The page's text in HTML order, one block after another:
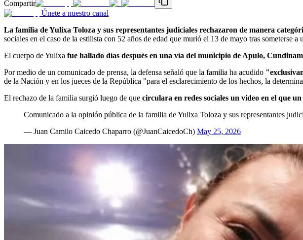
Compartir
Únete a nuestro canal
La familia de Yulixa Toloza y sus representantes judiciales rechazaron de manera
sociales en el caso de la estilista con 52 años de edad que murió el 13 de mayo tras
El cuerpo de Yulixa fue hallado días después en una vía del municipio de Apulo,
Por medio de un comunicado de prensa, la defensa señaló que la familia ha acudido
de la Nación y en los jueces de la República "para el esclarecimiento de los hechos, la
El rechazo de la familia surgió luego de que circulara en redes sociales un video en el que
Comunicado a la opinión pública de la familia de Yulixa Toloza y sus representantes
— Juan Camilo Caicedo Chaparro (@JuanCaicedoCh) May 25, 2026